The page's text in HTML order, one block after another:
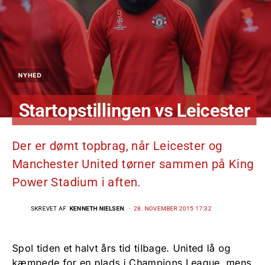
NYHED
Startopstillingen vs Leicester
Der er dømt topbrag, når Leicester og
Manchester United tørner sammen på King
Power Stadium i aften.
SKREVET AF KENNETH NIELSEN 28. NOVEMBER 2015 17:32
Spol tiden et halvt års tid tilbage. United lå og
kæmpede for en plads i Champions League, mens